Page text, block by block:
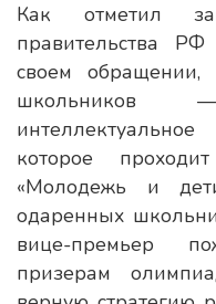
Как отметил
правительства
своем обращении,
школьников
которое
«Молодежь и
одаренных
вице-премьер
призерам